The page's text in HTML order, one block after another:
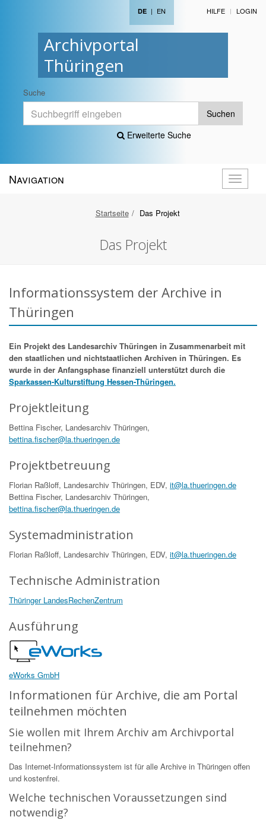
Archivportal
Thüringen
DE | EN HILFE LOGIN
Suche
Suchen
Erweiterte Suche
öffnen
Navigation
Startseite Das Projekt
Das Projekt
Informationssystem der Archive in
Thüringen
Ein Projekt des Landesarchiv Thüringen in Zusammenarbeit mit
den staatlichen und nichtstaatlichen Archiven in Thüringen. Es
wurde in der Anfangsphase finanziell unterstützt durch die
Sparkassen-Kulturstiftung Hessen-Thüringen.
Projektleitung
Bettina Fischer, Landesarchiv Thüringen,
bettina.fischer@la.thueringen.de
Projektbetreuung
Florian Raßloff, Landesarchiv Thüringen, EDV, it@la.thueringen.de
Bettina Fischer, Landesarchiv Thüringen,
bettina.fischer@la.thueringen.de
Systemadministration
Florian Raßloff, Landesarchiv Thüringen, EDV, it@la.thueringen.de
Technische Administration
Thüringer LandesRechenZentrum
Ausführung
eWorks GmbH
Informationen für Archive, die am Portal
teilnehmen möchten
Sie wollen mit Ihrem Archiv am Archivportal
teilnehmen?
Das Internet-Informationssystem ist für alle Archive in Thüringen offen
und kostenfrei.
Welche technischen Voraussetzungen sind
notwendig?